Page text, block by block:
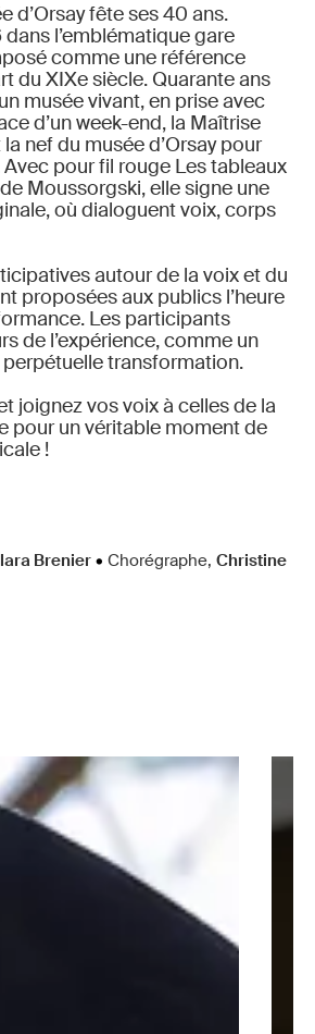
d’Orsay fête ses 40 ans.
l’emblématique gare
comme une référence
du XIXe siècle. Quarante ans
musée vivant, en prise avec
d’un week-end, la Maîtrise
nef du musée d’Orsay pour
Avec pour fil rouge Les tableaux
Moussorgski, elle signe une
où dialoguent voix, corps
autour de la voix et du
proposées aux publics l’heure
Les participants
de l’expérience, comme un
transformation.
joignez vos voix à celles de la
pour un véritable moment de
!
Brenier • Chorégraphe, Christine